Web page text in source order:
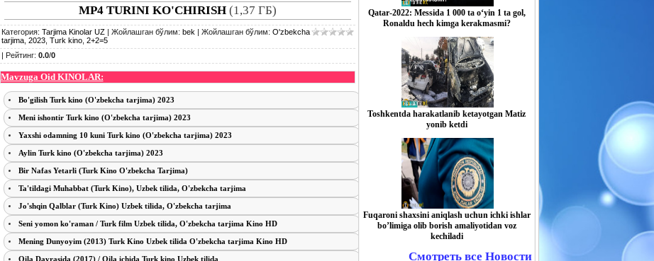
MP4 TURINI KO'CHIRISH (1,37 ГБ)
Категория: Tarjima Kinolar UZ| Жойлашган бўлим: bek | Жойлашган бўлим: O'zbekcha
tarjima, 2023, Turk kino, 2+2=5
| Рейтинг: 0.0/0
Mavzuga Oid KINOLAR:
Bo'gilish Turk kino (O'zbekcha tarjima) 2023
Meni ishontir Turk kino (O'zbekcha tarjima) 2023
Yaxshi odamning 10 kuni Turk kino (O'zbekcha tarjima) 2023
Aylin Turk kino (O'zbekcha tarjima) 2023
Bir Nafas Yetarli (Turk Kino O'zbekcha Tarjima)
Ta'tildagi Muhabbat (Turk Kino), Uzbek tilida, O'zbekcha tarjima
Jo'shqin Qalblar (Turk Kino) Uzbek tilida, O'zbekcha tarjima
Seni yomon ko'raman / Turk film Uzbek tilida, O'zbekcha tarjima Kino HD
Mening Dunyoyim (2013) Turk Kino Uzbek tilida O'zbekcha tarjima Kino HD
Oila Davrasida (2017) / Oila ichida Turk kino Uzbek tilida
Qatar-2022: Messida 1 000 ta o‘yin 1 ta gol,
Ronaldu hech kimga kerakmasmi?
Toshkentda harakatlanib ketayotgan Matiz
yonib ketdi
Fuqaroni shaxsini aniqlash uchun ichki ishlar
boʼlimiga olib borish amaliyotidan voz
kechiladi
Смотреть все Новости